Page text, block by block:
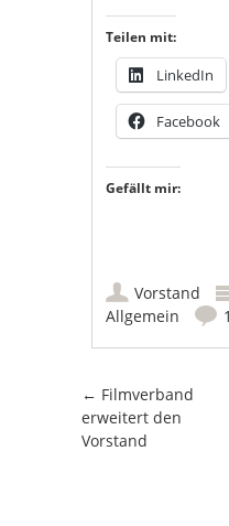
Teilen mit:
LinkedIn
Facebook
Gefällt mir:
Vorstand
Allgemein
Artikel-
← Filmverband
erweitert den
Vorstand